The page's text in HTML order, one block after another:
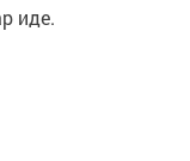
иде.